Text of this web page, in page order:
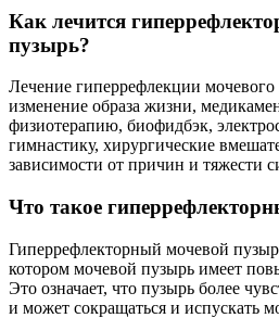
Как лечится
пузырь?
Лечение гиперрефлекции
изменение образа жизни,
физиотерапию, биофидбэк,
гимнастику, хирургические
зависимости от причин и тяжести
Что такое
Гиперрефлекторный мочевой
котором мочевой пузырь имеет
Это означает, что пузырь более
и может сокращаться и испускать